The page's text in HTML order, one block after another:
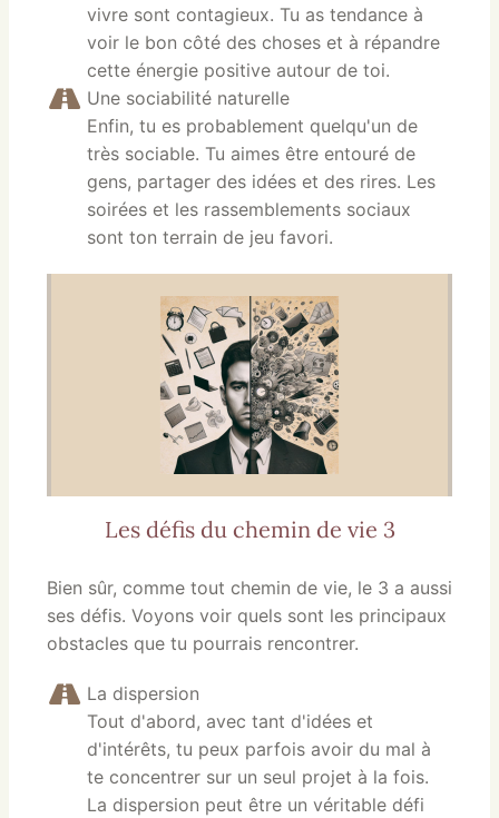
vivre sont contagieux. Tu as tendance à
voir le bon côté des choses et à répandre
cette énergie positive autour de toi.
Une sociabilité naturelle
Enfin, tu es probablement quelqu'un de
très sociable. Tu aimes être entouré de
gens, partager des idées et des rires. Les
soirées et les rassemblements sociaux
sont ton terrain de jeu favori.
Les défis du chemin de vie 3
Bien sûr, comme tout chemin de vie, le 3 a aussi
ses défis. Voyons voir quels sont les principaux
obstacles que tu pourrais rencontrer.
La dispersion
Tout d'abord, avec tant d'idées et
d'intérêts, tu peux parfois avoir du mal à
te concentrer sur un seul projet à la fois.
La dispersion peut être un véritable défi